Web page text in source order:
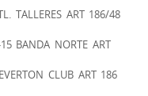
TALLERES ART 186/48
BANDA NORTE ART
CLUB ART 186